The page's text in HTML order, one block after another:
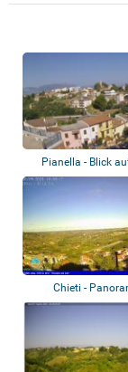
Pianella - Blick
Chieti -